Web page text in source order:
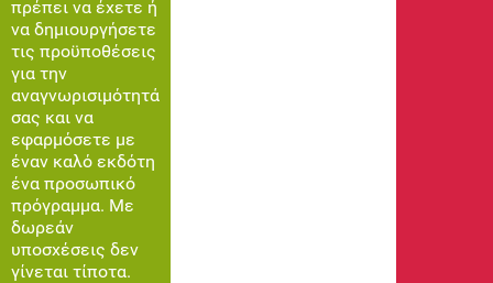
πρέπει να έχετε ή
να δημιουργήσετε
τις προϋποθέσεις
για την
αναγνωρισιμότητά
σας και να
εφαρμόσετε με
έναν καλό εκδότη
ένα προσωπικό
πρόγραμμα. Με
δωρεάν
υποσχέσεις δεν
γίνεται τίποτα.